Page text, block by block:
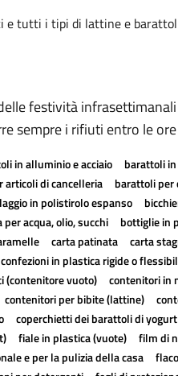
e tutti i tipi di lattine e
festività
sempre i rifiuti entro le
in alluminio e acciaio barattoli
articoli di cancelleria barattoli per
in polistirolo espanso
acqua, olio, succhi bottiglie in
carta patinata carta
confezioni in plastica rigide o
(contenitore vuoto)
contenitori in
contenitori per bibite (lattine)
coperchietti dei barattoli di yogurt
fiale in plastica (vuote) film di
e per la pulizia della casa